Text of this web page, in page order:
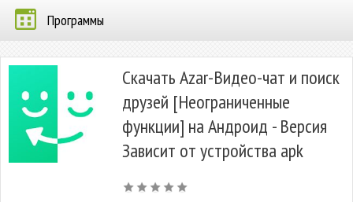
Программы
Скачать Azar-Видео-чат и поиск
друзей [Неограниченные
функции] на Андроид - Версия
Зависит от устройства apk